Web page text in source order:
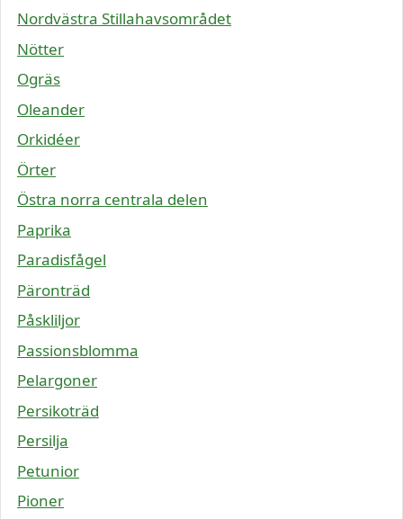
Nordvästra Stillahavsområdet
Nötter
Ogräs
Oleander
Orkidéer
Örter
Östra norra centrala delen
Paprika
Paradisfågel
Päronträd
Påskliljor
Passionsblomma
Pelargoner
Persikoträd
Persilja
Petunior
Pioner